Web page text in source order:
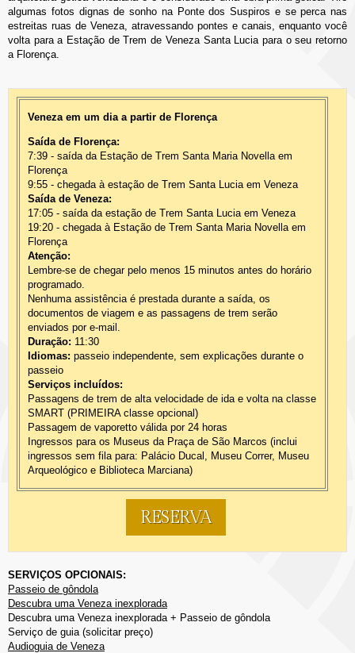
algumas fotos dignas de sonho na Ponte dos Suspiros e se perca nas
estreitas ruas de Veneza, atravessando pontes e canais, enquanto você
volta para a Estação de Trem de Veneza Santa Lucia para o seu retorno
a Florença.
Veneza em um dia a partir de Florença
Saída de Florença:
7:39 - saída da Estação de Trem Santa Maria Novella em
Florença
9:55 - chegada à estação de Trem Santa Lucia em Veneza
Saída de Veneza:
17:05 - saída da estação de Trem Santa Lucia em Veneza
19:20 - chegada à Estação de Trem Santa Maria Novella em
Florença
Atenção:
Lembre-se de chegar pelo menos 15 minutos antes do horário
programado.
Nenhuma assistência é prestada durante a saída, os
documentos de viagem e as passagens de trem serão
enviados por e-mail.
Duração: 11:30
Idiomas: passeio independente, sem explicações durante o
passeio
Serviços incluídos:
Passagens de trem de alta velocidade de ida e volta na classe
SMART (PRIMEIRA classe opcional)
Passagem de vaporetto válida por 24 horas
Ingressos para os Museus da Praça de São Marcos (inclui
ingressos sem fila para: Palácio Ducal, Museu Correr, Museu
Arqueológico e Biblioteca Marciana)
RESERVA
SERVIÇOS OPCIONAIS:
Passeio de gôndola
Descubra uma Veneza inexplorada
Descubra uma Veneza inexplorada + Passeio de gôndola
Serviço de guia (solicitar preço)
Audioguia de Veneza